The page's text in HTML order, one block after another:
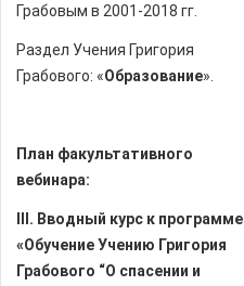
Грабовым в 2001-2018 гг.
Раздел Учения Григория
Грабового: «Образование».
План факультативного
вебинара:
. Вводный курс к программе
«Обучение Учению Григория
Грабового “О спасении и